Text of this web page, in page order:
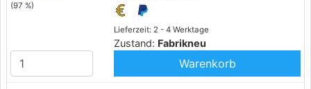
(97 %)
Lieferzeit: 2 - 4 Werktage
Zustand: Fabrikneu
Warenkorb